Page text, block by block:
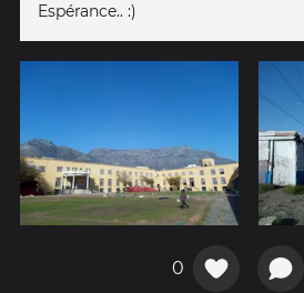
Espérance.. :)
0